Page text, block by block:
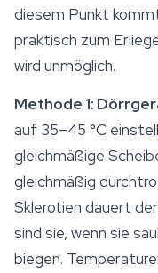
diesem Punkt
praktisch zum
wird unmöglich.
Methode 1:
auf 35–45 °C
gleichmäßige
gleichmäßig
Sklerotien dauert
sind sie, wenn sie
biegen.